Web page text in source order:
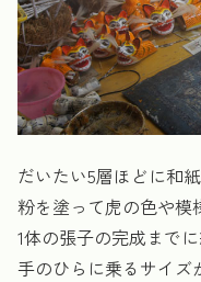
だいたい5層ほどに和
粉を塗って虎の色や模
1体の張子の完成まで
手のひらに乗るサイズ